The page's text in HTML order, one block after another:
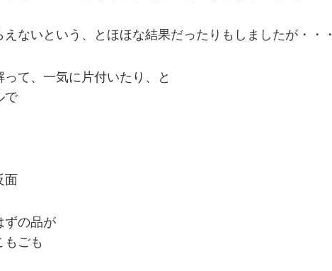
ないという、とほほな結果だったりもしましたが・・・
て、一気に片付いたり、と
で
面
ずの品が
もごも